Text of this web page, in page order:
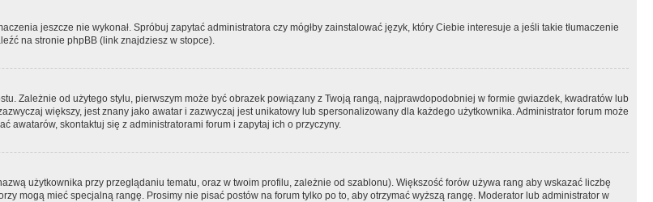
jeszcze nie wykonał. Spróbuj zapytać administratora czy mógłby zainstalować język, który Ciebie interesuje a jeśli takie tłumaczenie
na stronie phpBB (link znajdziesz w stopce).
Zależnie od użytego stylu, pierwszym może być obrazek powiązany z Twoją rangą, najprawdopodobniej w formie gwiazdek, kwadratów lub
większy, jest znany jako awatar i zazwyczaj jest unikatowy lub spersonalizowany dla każdego użytkownika. Administrator forum może
awatarów, skontaktuj się z administratorami forum i zapytaj ich o przyczyny.
użytkownika przy przeglądaniu tematu, oraz w twoim profilu, zależnie od szablonu). Większość forów używa rang aby wskazać liczbę
mogą mieć specjalną rangę. Prosimy nie pisać postów na forum tylko po to, aby otrzymać wyższą rangę. Moderator lub administrator w